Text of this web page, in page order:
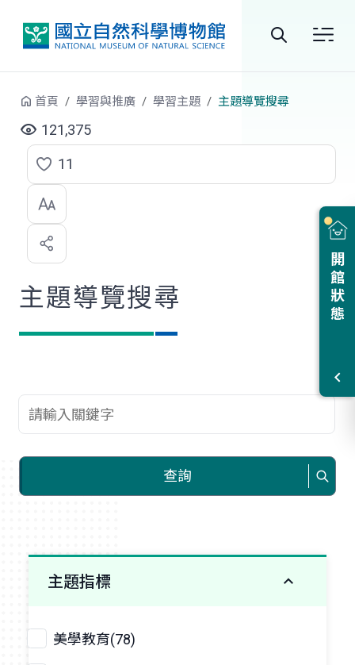
站
尋
開館狀態
首頁 學習與推廣 學習主題 主題導覽搜尋
121,375
點
選
喜
歡
11
主題導覽搜尋
查詢關鍵字
查詢
主題指標
美學教育(78)